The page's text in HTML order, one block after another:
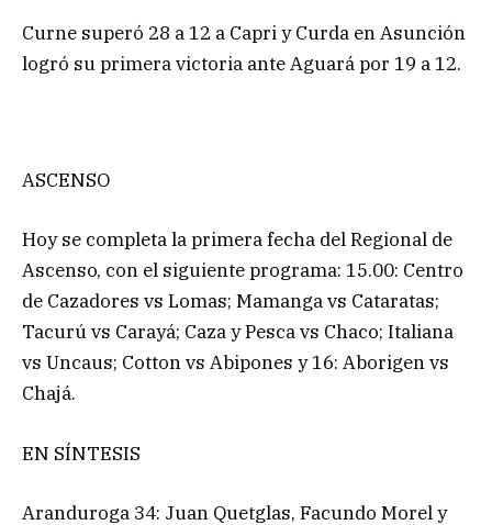
Curne superó 28 a 12 a Capri y Curda en Asunción
logró su primera victoria ante Aguará por 19 a 12.
ASCENSO
Hoy se completa la primera fecha del Regional de
Ascenso, con el siguiente programa: 15.00: Centro
de Cazadores vs Lomas; Mamanga vs Cataratas;
Tacurú vs Carayá; Caza y Pesca vs Chaco; Italiana
vs Uncaus; Cotton vs Abipones y 16: Aborigen vs
Chajá.
EN SÍNTESIS
Aranduroga 34: Juan Quetglas, Facundo Morel y